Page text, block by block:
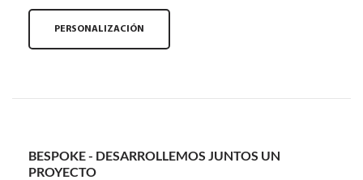
PERSONALIZACIÓN
BESPOKE - DESARROLLEMOS JUNTOS UN
PROYECTO